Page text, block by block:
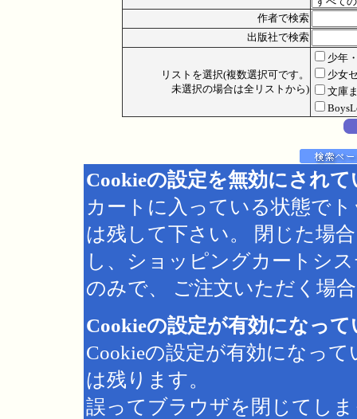
作者で検索
出版社で検索
リストを選択(複数選択可です。
未選択の場合は全リストから)
少年
少女
文庫
Cookieの設定を無効にされ
カートに入っている状態で
は残して下さい。 閉じた場
し、ショッピングカートシ
のみで、 ご注文いただく場
Cookieの設定が有効になっ
Cookieの設定が有効になっ
は残ります。
誤ってブラウザを閉じてし